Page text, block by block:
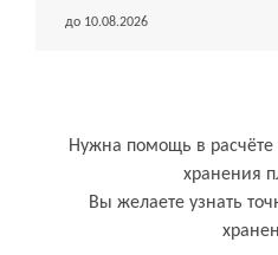
до 10.08.2026
Нужна помощь в
хранения
Вы желаете узнать